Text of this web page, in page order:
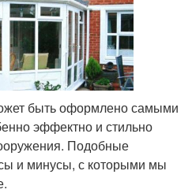
быть оформлено самыми
эффектно и стильно
Подобные
и минусы, с которыми мы